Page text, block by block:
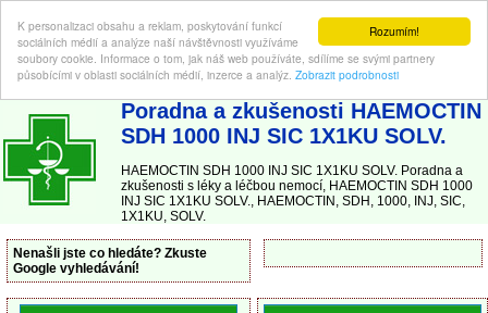
Rozumím!
K personalizaci obsahu a reklam, poskytování funkcí
sociálních médií a analýze naší návštěvnosti využíváme
soubory cookie. Informace o tom, jak náš web používáte, sdílíme se svými partnery
působícími v oblasti sociálních médií, inzerce a analýz. Zobrazit podrobnosti
ABC-LEKARNA.cz | Poradna a zkušenosti s léky a léčbou nemocí
Poradna a zkušenosti HAEMOCTIN
SDH 1000 INJ SIC 1X1KU SOLV.
HAEMOCTIN SDH 1000 INJ SIC 1X1KU SOLV. Poradna a
zkušenosti s léky a léčbou nemocí, HAEMOCTIN SDH 1000
INJ SIC 1X1KU SOLV., HAEMOCTIN, SDH, 1000, INJ, SIC,
1X1KU, SOLV.
Nenašli jste co hledáte? Zkuste
Google vyhledávání!